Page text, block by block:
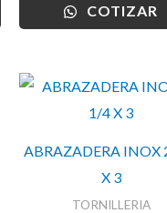
COTIZAR
ABRAZADERA INOX
X 3
TORNILLERIA